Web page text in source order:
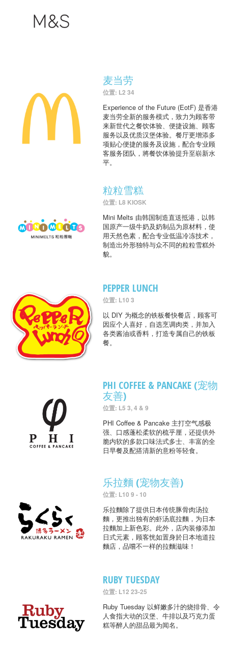
麦当劳
位置: L2 34
Experience of the Future (EotF) 是香港
麦当劳全新的服务模式，致力为顾客带
来新世代之餐饮体验、便捷设施、顾客
服务以及优质汉堡体验。餐厅更增添多
项贴心便捷的服务及设施，配合专业顾
客服务团队，將餐饮体验提升至崭新水
平。
粒粒雪糕
位置: L8 KIOSK
Mini Melts 由韩国制造直送抵港，以韩
国原产一级牛奶及奶制品为原材料，使
用天然色素，配合专业低温冷冻技术，
制造出外形独特与众不同的粒粒雪糕外
貌。
PEPPER LUNCH
位置: L10 3
以 DIY 为概念的铁板餐快餐店，顾客可
因应个人喜好，自选烹调肉类，并加入
各类酱油或香料，打造专属自己的铁板
餐。
PHI COFFEE & PANCAKE (宠物
友善)
位置: L5 3, 4 & 9
PHI Coffee & Pancake 主打空气感极
强、口感蓬松柔软的梳乎厘，还提供外
脆内软的多款口味法式多士、丰富的全
日早餐及配搭清新的意粉等轻食。
乐拉麵 (宠物友善)
位置: L10 9 - 10
乐拉麵除了提供日本传统豚骨肉汤拉
麵，更推出独有的虾汤底拉麵，为日本
拉麵加上新色彩。此外，店內装修添加
日式元素，顾客恍如置身於日本地道拉
麵店，品嚐不一样的拉麵滋味！
RUBY TUESDAY
位置: L12 23-25
Ruby Tuesday 以鲜嫩多汁的烧排骨、令
人食指大动的汉堡、牛排以及巧克力蛋
糕等醉人的甜品最为闻名。